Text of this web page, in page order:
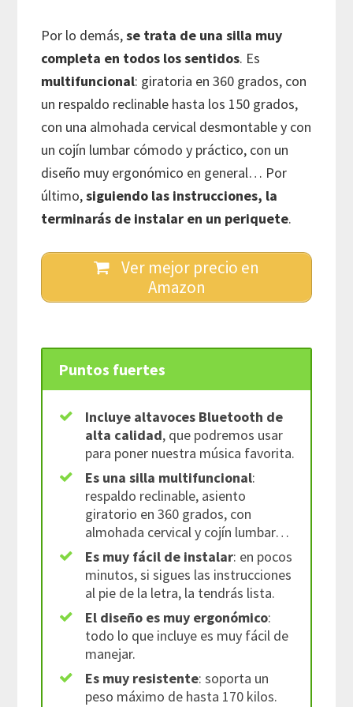
Por lo demás,se trata de una silla muy
completa en todos los sentidos. Es
multifuncional: giratoria en 360 grados, con
un respaldo reclinable hasta los 150 grados,
con una almohada cervical desmontable y con
un cojín lumbar cómodo y práctico, con un
diseño muy ergonómico en general… Por
último,siguiendo las instrucciones, la
terminarás de instalar en un periquete.
Ver mejor precio en
Amazon
Puntos fuertes
Incluye altavoces Bluetooth de
alta calidad, que podremos usar
para poner nuestra música favorita.
Es una silla multifuncional:
respaldo reclinable, asiento
giratorio en 360 grados, con
almohada cervical y cojín lumbar…
Es muy fácil de instalar: en pocos
minutos, si sigues las instrucciones
al pie de la letra, la tendrás lista.
El diseño es muy ergonómico:
todo lo que incluye es muy fácil de
manejar.
Es muy resistente: soporta un
peso máximo de hasta 170 kilos.